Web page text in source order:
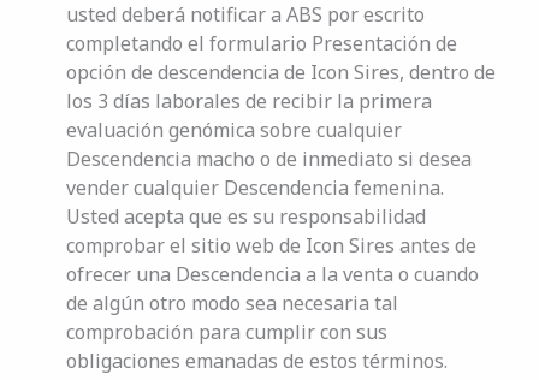
usted deberá notificar a ABS por escrito
completando el formulario Presentación de
opción de descendencia de Icon Sires, dentro de
los 3 días laborales de recibir la primera
evaluación genómica sobre cualquier
Descendencia macho o de inmediato si desea
vender cualquier Descendencia femenina.
Usted acepta que es su responsabilidad
comprobar el sitio web de Icon Sires antes de
ofrecer una Descendencia a la venta o cuando
de algún otro modo sea necesaria tal
comprobación para cumplir con sus
obligaciones emanadas de estos términos.